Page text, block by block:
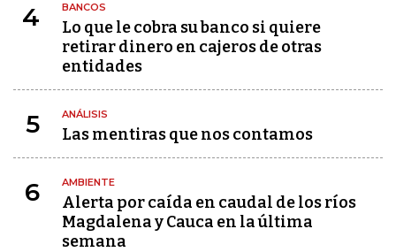
4 BANCOS
Lo que le cobra su banco si quiere
retirar dinero en cajeros de otras
entidades
5 ANÁLISIS
Las mentiras que nos contamos
6 AMBIENTE
Alerta por caída en caudal de los ríos
Magdalena y Cauca en la última
semana